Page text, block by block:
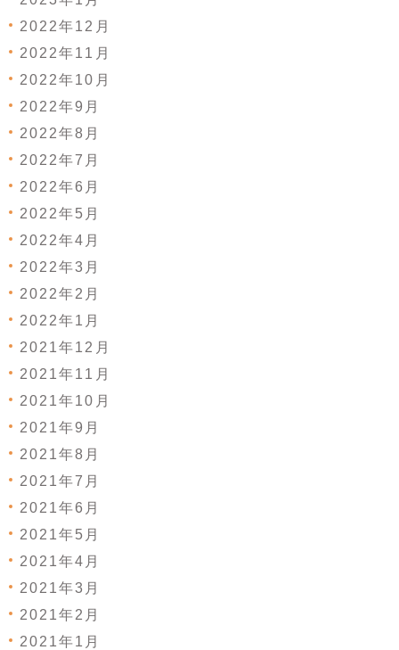
2022年12月
2022年11月
2022年10月
2022年9月
2022年8月
2022年7月
2022年6月
2022年5月
2022年4月
2022年3月
2022年2月
2022年1月
2021年12月
2021年11月
2021年10月
2021年9月
2021年8月
2021年7月
2021年6月
2021年5月
2021年4月
2021年3月
2021年2月
2021年1月